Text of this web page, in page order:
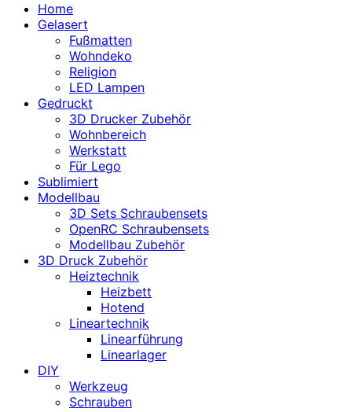
Home
Gelasert
Fußmatten
Wohndeko
Religion
LED Lampen
Gedruckt
3D Drucker Zubehör
Wohnbereich
Werkstatt
Für Lego
Sublimiert
Modellbau
3D Sets Schraubensets
OpenRC Schraubensets
Modellbau Zubehör
3D Druck Zubehör
Heiztechnik
Heizbett
Hotend
Lineartechnik
Linearführung
Linearlager
DIY
Werkzeug
Schrauben